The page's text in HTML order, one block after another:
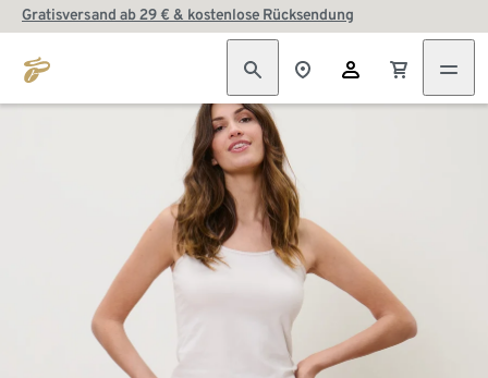
Gratisversand ab 29 € & kostenlose Rücksendung